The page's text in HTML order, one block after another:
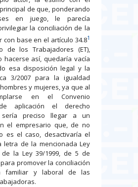
de que, ponderando
en juego, le parecía
la conciliación de la
con base en el artículo 34.81
de los Trabajadores (ET),
hacerse así, quedaría vacía
esa disposición legal y la
3/2007 para la igualdad
y mujeres, ya que al
en el Convenio
aplicación el derecho
sería preciso llegar a un
el empresario que, de no
es el caso, desactivaría el
letra de la mencionada Ley
la Ley 39/1999, de 5 de
promover la conciliación
familiar y laboral de las